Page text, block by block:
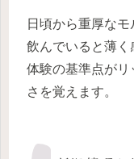
日頃から重厚な
飲んでいると薄く
体験の基準点が
さを覚えます。